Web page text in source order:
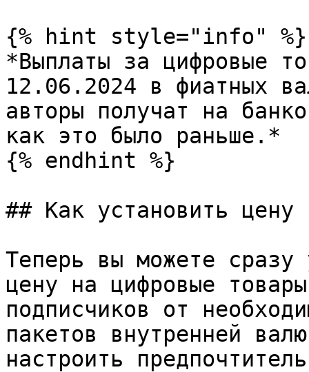
{% hint style="info" %}
*Выплаты за цифровые
12.06.2024 в фиатных
авторы получат на
как это было раньше.*
{% endhint %}
## Как установить
Теперь вы можете сразу
цену на цифровые
подписчиков от
пакетов внутренней
настроить